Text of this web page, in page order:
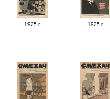
1925 г. 1925 г.